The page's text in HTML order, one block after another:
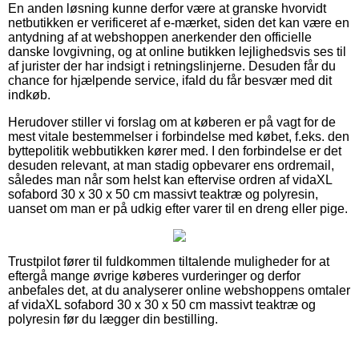
En anden løsning kunne derfor være at granske hvorvidt
netbutikken er verificeret af e-mærket, siden det kan være en
antydning af at webshoppen anerkender den officielle
danske lovgivning, og at online butikken lejlighedsvis ses til
af jurister der har indsigt i retningslinjerne. Desuden får du
chance for hjælpende service, ifald du får besvær med dit
indkøb.
Herudover stiller vi forslag om at køberen er på vagt for de
mest vitale bestemmelser i forbindelse med købet, f.eks. den
byttepolitik webbutikken kører med. I den forbindelse er det
desuden relevant, at man stadig opbevarer ens ordremail,
således man når som helst kan eftervise ordren af vidaXL
sofabord 30 x 30 x 50 cm massivt teaktræ og polyresin,
uanset om man er på udkig efter varer til en dreng eller pige.
Trustpilot fører til fuldkommen tiltalende muligheder for at
eftergå mange øvrige køberes vurderinger og derfor
anbefales det, at du analyserer online webshoppens omtaler
af vidaXL sofabord 30 x 30 x 50 cm massivt teaktræ og
polyresin før du lægger din bestilling.